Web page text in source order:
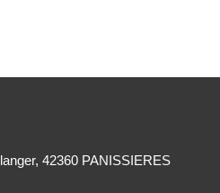
42360 PANISSIERES